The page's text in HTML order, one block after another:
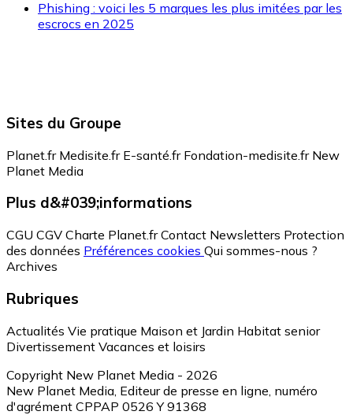
Phishing : voici les 5 marques les plus imitées par les
escrocs en 2025
Sites du Groupe
Planet.fr Medisite.fr E-santé.fr Fondation-medisite.fr New
Planet Media
Plus d&#039;informations
CGU CGV Charte Planet.fr Contact Newsletters Protection
des données Préférences cookies Qui sommes-nous ?
Archives
Rubriques
Actualités Vie pratique Maison et Jardin Habitat senior
Divertissement Vacances et loisirs
Copyright New Planet Media - 2026
New Planet Media, Editeur de presse en ligne, numéro
d'agrément CPPAP 0526 Y 91368